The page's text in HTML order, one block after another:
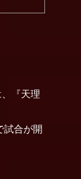
『天理
試合が開